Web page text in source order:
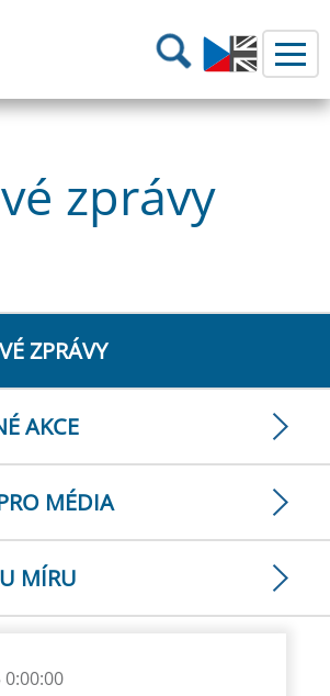
Ministerstvo dopravy Hledání
zprávy
ZPRÁVY
AKCE
MÉDIA
MÍRU
0:00:00